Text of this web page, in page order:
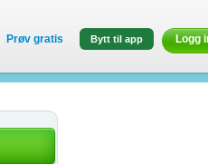
Prøv gratis Bytt til app Logg